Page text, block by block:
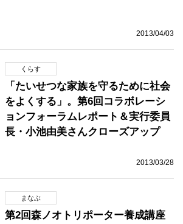
2013/04/03
くらす
「たいせつな家族を守るために社会
をよくする」。第6回コラボレーシ
ョンフォーラムレポート＆実行委員
長・小池由美さんクローズアップ
2013/03/28
まなぶ
第2回森ノオトリポーター養成講座